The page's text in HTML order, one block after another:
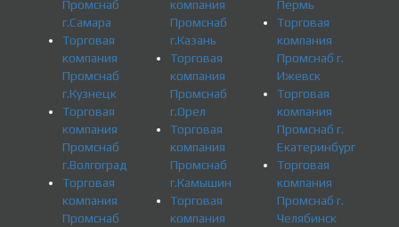
Промснаб
г.Самара
Торговая
компания
Промснаб
г.Кузнецк
Торговая
компания
Промснаб
г.Волгоград
Торговая
компания
Промснаб
компания
Промснаб
г.Казань
Торговая
компания
Промснаб
г.Орел
Торговая
компания
Промснаб
г.Камышин
Торговая
компания
Пермь
Торговая
компания
Промснаб г.
Ижевск
Торговая
компания
Промснаб г.
Екатеринбург
Торговая
компания
Промснаб г.
Челябинск